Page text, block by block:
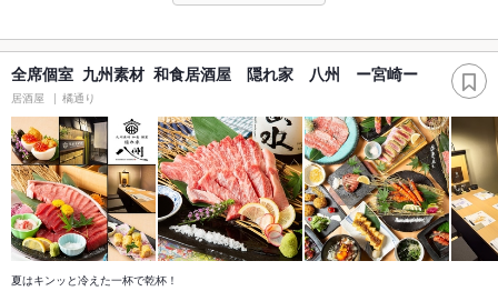
全席個室 九州素材 和食居酒屋 隠れ家 八州 ー宮崎ー
居酒屋 橘通り
夏はキンッと冷えた一杯で乾杯！